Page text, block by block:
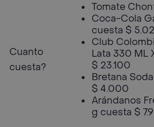
Cuanto
cuesta?
Tomate
Coca-Cola
cuesta $
Club
Lata 330 ML
$ 23.100
Bretana
$ 4.000
Arándanos
g cuesta $